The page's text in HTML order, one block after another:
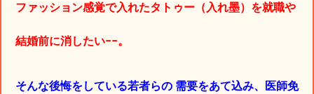
ファッション感覚で入れたタトゥー（入れ墨）を就職や
結婚前に消したい−−。
そんな後悔をしている若者らの 需要をあて込み、医師免